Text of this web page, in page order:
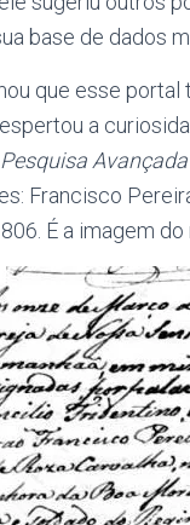
base de dados
que esse
a
Pesquisa Avançada
Francisco
É a imagem